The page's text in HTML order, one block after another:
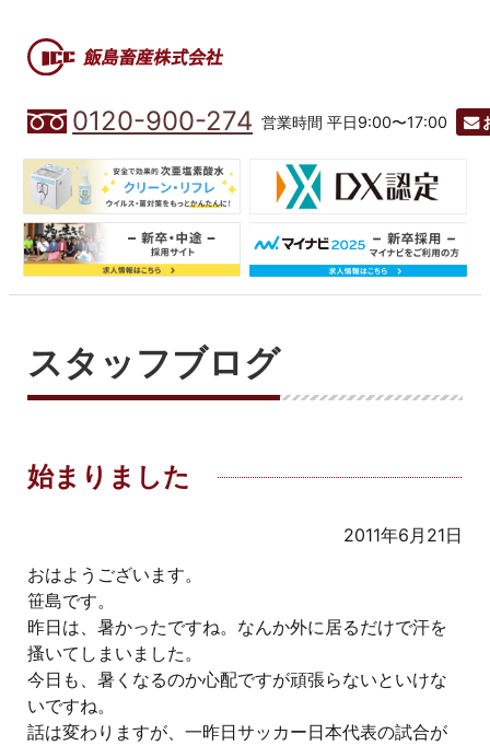
0120-900-274 営業時間 平日9:00〜17:00
スタッフブログ
始まりました
2011年6月21日
おはようございます。
笹島です。
昨日は、暑かったですね。なんか外に居るだけで汗を
搔いてしまいました。
今日も、暑くなるのか心配ですが頑張らないといけな
いですね。
話は変わりますが、一昨日サッカー日本代表の試合が